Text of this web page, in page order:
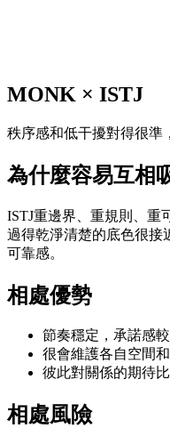
MONK × ISTJ
秩序感和低干擾對得很準
為什麼容易互相
ISTJ重邊界、重規則、重
過得乾淨清楚的底色很接
可靠感。
相處優勢
節奏穩定，承諾感
很會維護各自空間
彼此對關係的期待
相處風險